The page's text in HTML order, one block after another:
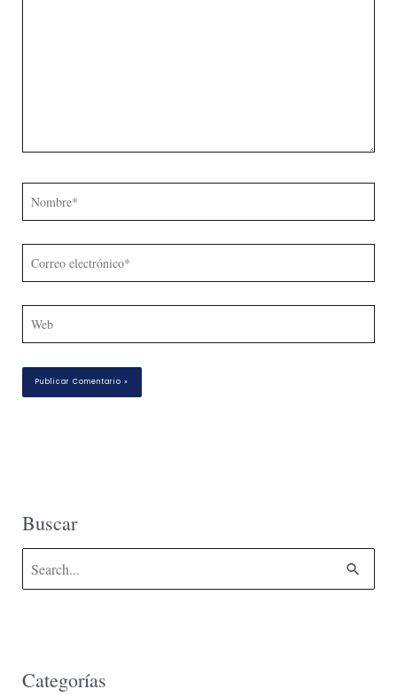
Nombre*
Correo
electrónico*
Web
Buscar
a
Categorías